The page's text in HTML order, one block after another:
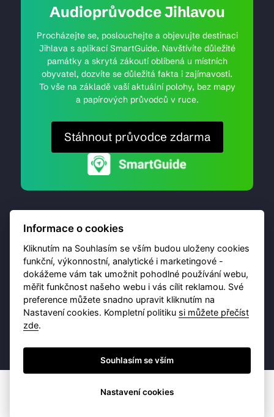
Audioprůvodce Jihlavou
Procházejte se, poslouchejte a objevujte destinaci
Jihlava s aplikací SmartGuide. Navštívíte důležité
památky a skrytá zákoutí oblíbená u místních
obyvatel, dozvíte se důležitá fakta i zajímavosti.
To vše na základě vaší aktuální polohy, bez mapy
a papírových průvodců v ruce.
Stáhnout průvodce zdarma
© 2026 Destinační portál provozujeBrána Jihlavy,
příspěvková organizace. Všechna práva vyhrazena.
Ochrana osobních údajů
Informace o cookies
Kliknutím na Souhlasím se vším budou uloženy cookies
funkční, výkonnostní, analytické i marketingové -
dokážeme vám tak umožnit pohodlné používání webu,
měřit funkčnost našeho webu i vás cílit reklamou. Své
preference můžete snadno upravit kliknutím na
Nastavení cookies. Kompletní politiku si můžete přečíst
zde.
Souhlasím se vším
Nastavení cookies